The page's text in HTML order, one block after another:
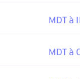
MDT à
MDT à